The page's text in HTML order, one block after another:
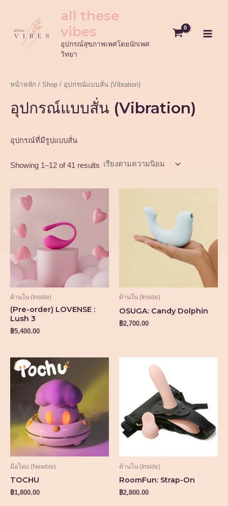
content
all these
vibes
อุปกรณ์สุขภาพเพศโดยนักเพศ
วิทยา
Menu
หน้าหลัก / Shop / อุปกรณ์แบบสั่น (Vibration)
อุปกรณ์แบบสั่น (Vibration)
อุปกรณ์ที่มีรูปแบบสั่น
Showing 1–12 of 41 results
popularity
ด้านใน (Inside)
(Pre-order) LOVENSE :
Lush 3
฿5,400.00
ด้านใน (Inside)
OSUGA: Candy Dolphin
฿2,700.00
มือใหม่ (Newbie)
TOCHU
฿1,800.00
ด้านใน (Inside)
RoomFun: Strap-On
฿2,800.00
น
สิ
ค้
น
ค้
า
1
น
า
ค้
2
น
า
ค้
0
น
า
5
สิ
น
า
สิ
น
ค้
า
น
ค้
า